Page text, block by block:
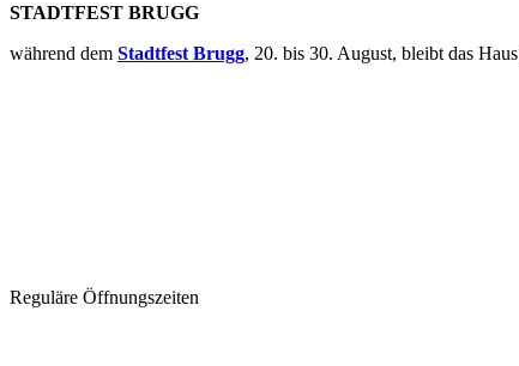
STADTFEST BRUGG
während dem Stadtfest Brugg, 20. bis 30. August, bleibt das
Reguläre Öffnungszeiten